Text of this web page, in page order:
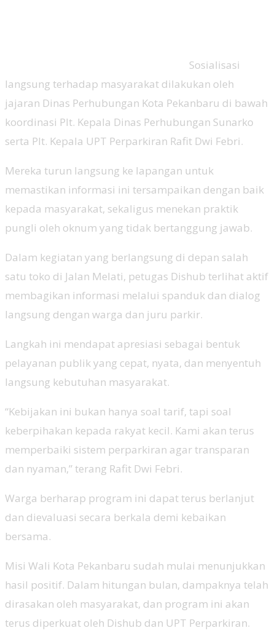
Sosialisasi
langsung terhadap masyarakat dilakukan oleh
jajaran Dinas Perhubungan Kota Pekanbaru di bawah
koordinasi Plt. Kepala Dinas Perhubungan Sunarko
serta Plt. Kepala UPT Perparkiran Rafit Dwi Febri.
Mereka turun langsung ke lapangan untuk
memastikan informasi ini tersampaikan dengan baik
kepada masyarakat, sekaligus menekan praktik
pungli oleh oknum yang tidak bertanggung jawab.
Dalam kegiatan yang berlangsung di depan salah
satu toko di Jalan Melati, petugas Dishub terlihat aktif
membagikan informasi melalui spanduk dan dialog
langsung dengan warga dan juru parkir.
Langkah ini mendapat apresiasi sebagai bentuk
pelayanan publik yang cepat, nyata, dan menyentuh
langsung kebutuhan masyarakat.
“Kebijakan ini bukan hanya soal tarif, tapi soal
keberpihakan kepada rakyat kecil. Kami akan terus
memperbaiki sistem perparkiran agar transparan
dan nyaman,” terang Rafit Dwi Febri.
Warga berharap program ini dapat terus berlanjut
dan dievaluasi secara berkala demi kebaikan
bersama.
Misi Wali Kota Pekanbaru sudah mulai menunjukkan
hasil positif. Dalam hitungan bulan, dampaknya telah
dirasakan oleh masyarakat, dan program ini akan
terus diperkuat oleh Dishub dan UPT Perparkiran.